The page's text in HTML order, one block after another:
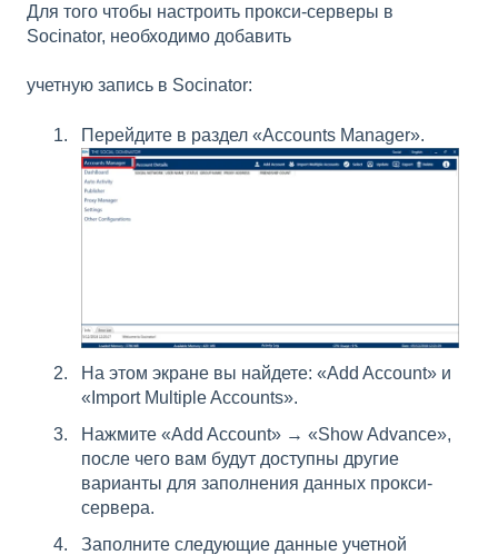
Для того чтобы настроить прокси-серверы в
Socinator, необходимо добавить
учетную запись в Socinator:
Перейдите в раздел «Accounts Manager».
На этом экране вы найдете: «Add Account» и
«Import Multiple Accounts».
Нажмите «Add Account» → «Show Advance»,
после чего вам будут доступны другие
варианты для заполнения данных прокси-
сервера.
Заполните следующие данные учетной